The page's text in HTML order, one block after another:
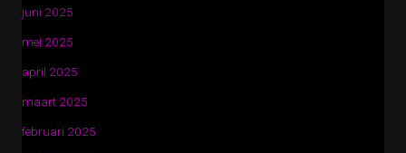
juni 2025
mei 2025
april 2025
maart 2025
februari 2025